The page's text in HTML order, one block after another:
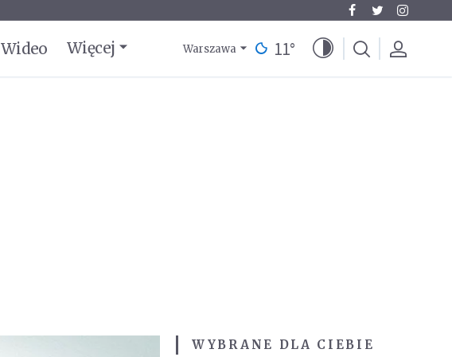
Wideo Więcej Warszawa 11°
WYBRANE DLA CIEBIE